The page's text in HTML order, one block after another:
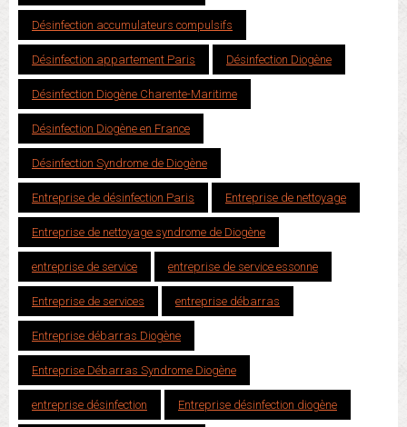
Désinfection accumulateurs compulsifs
Désinfection appartement Paris Désinfection Diogène
Désinfection Diogène Charente-Maritime
Désinfection Diogène en France
Désinfection Syndrome de Diogène
Entreprise de désinfection Paris Entreprise de nettoyage
Entreprise de nettoyage syndrome de Diogène
entreprise de service entreprise de service essonne
Entreprise de services entreprise débarras
Entreprise débarras Diogène
Entreprise Débarras Syndrome Diogène
entreprise désinfection Entreprise désinfection diogène